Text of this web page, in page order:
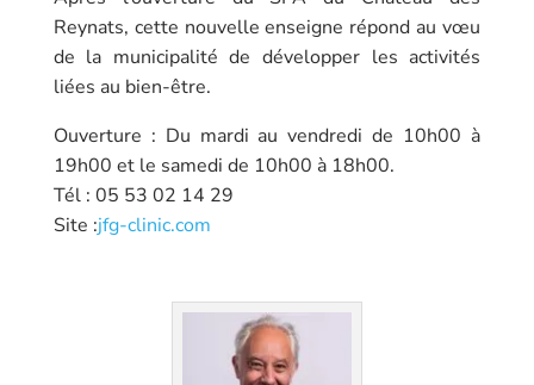
Reynats, cette nouvelle enseigne répond au vœu
de la municipalité de développer les activités
liées au bien-être.
Ouverture : Du mardi au vendredi de 10h00 à
19h00 et le samedi de 10h00 à 18h00.
Tél : 05 53 02 14 29
Site :jfg-clinic.com